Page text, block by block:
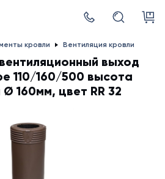
кровли Вентиляция кровли
выход
110/160/500 высота
160мм, цвет RR 32